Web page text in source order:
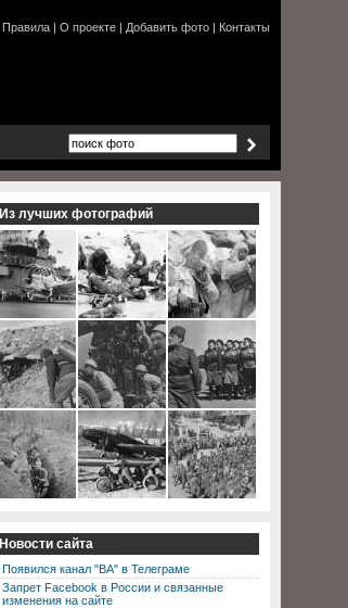
Правила | О проекте | Добавить фото | Контакты
Из лучших фотографий
Новости сайта
Появился канал "ВА" в Телеграме
Запрет Facebook в России и связанные
изменения на сайте